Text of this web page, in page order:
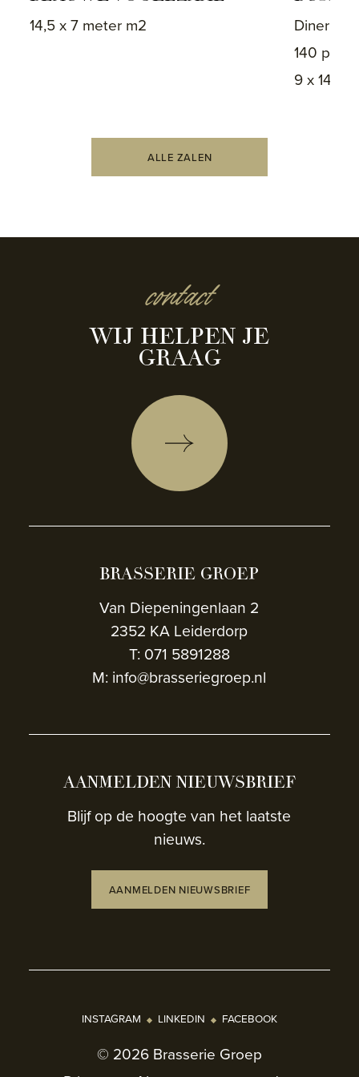
14,5 x 7 meter m2
Diner:
140
9 x 14,5
ALLE ZALEN
contact
WIJ HELPEN JE
GRAAG
BRASSERIE GROEP
Van Diepeningenlaan 2
2352 KA Leiderdorp
T: 071 5891288
M: info@brasseriegroep.nl
AANMELDEN NIEUWSBRIEF
Blijf op de hoogte van het laatste
nieuws.
AANMELDEN NIEUWSBRIEF
INSTAGRAM LINKEDIN FACEBOOK
© 2026 Brasserie Groep